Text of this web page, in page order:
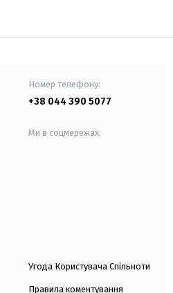
Номер телефону:
+38 044 390 5077
Ми в соцмережах:
Угода Користувача Спільноти
Правила коментування